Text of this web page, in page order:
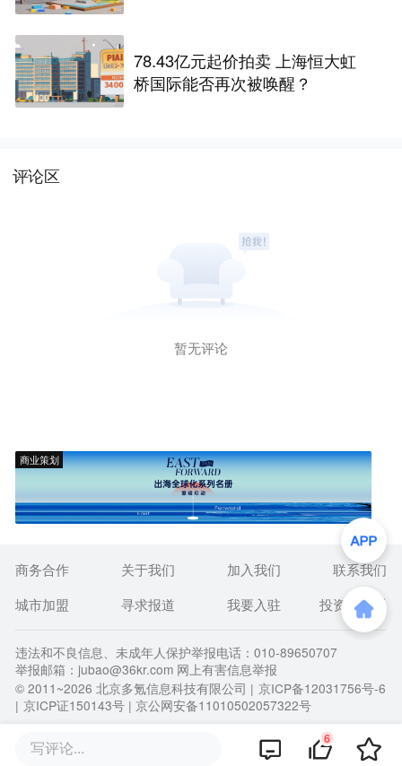
78.43亿元起价拍卖 上海恒大虹
桥国际能否再次被唤醒？
评论区
暂无评论
商业策划
写评论... 6
商务合作 关于我们 加入我们
联系我们
城市加盟
寻求报道 我要入驻 投资者关系
违法和不良信息、未成年人保护举报电话：010-89650707
举报邮箱：jubao@36kr.com 网上有害信息举报
© 2011~2026 北京多氪信息科技有限公司 | 京ICP备12031756号-6
| 京ICP证150143号 | 京公网安备11010502057322号